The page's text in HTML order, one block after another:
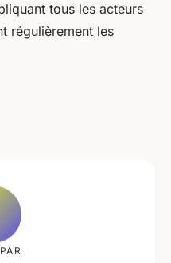
tous les acteurs
régulièrement les